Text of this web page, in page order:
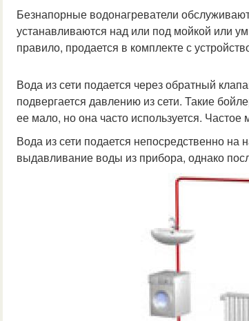
Безнапорные водонагреватели
устанавливаются над или под мойкой или
правило, продается в комплекте с
Вода из сети подается через обратный
подвергается давлению из сети. Такие
ее мало, но она часто используется.
Вода из сети подается непосредственно на
выдавливание воды из прибора, однако